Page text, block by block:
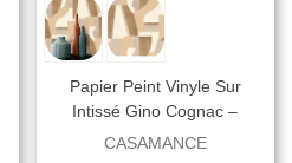
Papier Peint Vinyle Sur
Intissé Gino Cognac –
Mouvements De Casamance
CASAMANCE